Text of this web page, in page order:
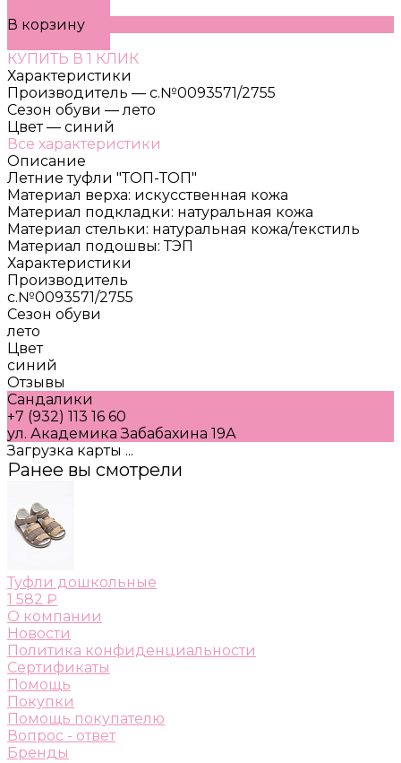
В корзину
КУПИТЬ В 1 КЛИК
Характеристики
Производитель — с.№0093571/2755
Сезон обуви — лето
Цвет — синий
Все характеристики
Описание
Летние туфли "ТОП-ТОП"
Материал верха: искусственная кожа
Материал подкладки: натуральная кожа
Материал стельки: натуральная кожа/текстиль
Материал подошвы: ТЭП
Характеристики
Производитель
с.№0093571/2755
Сезон обуви
лето
Цвет
синий
Отзывы
Сандалики
+7 (932) 113 16 60
ул. Академика Забабахина 19А
Загрузка карты ...
Ранее вы смотрели
Туфли дошкольные
1 582 ₽
О компании
Новости
Политика конфиденциальности
Сертификаты
Помощь
Покупки
Помощь покупателю
Вопрос - ответ
Бренды